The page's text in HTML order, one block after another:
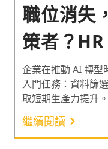
職位消失
策者？
戰略
企業在推動 AI 轉型
入門任務：資料篩
取短期生產力提升
心人才庫的養成路
工作，他們便無法
本文從企業現況與
繼續閱讀